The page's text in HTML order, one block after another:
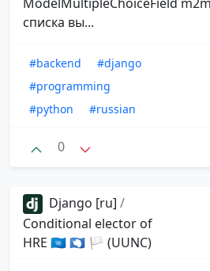
списка вы...
#backend
#django
#programming
#python
#russian
0
Django [ru] /
Conditional elector of
HRE 🇺🇳 🇦🇶 🏳 (UUNC)